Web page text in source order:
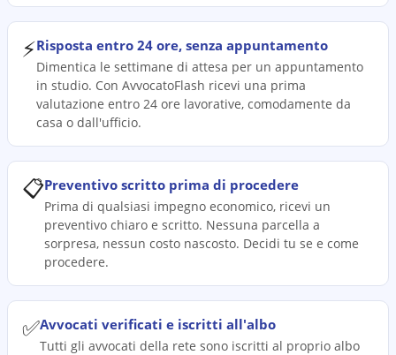
⚡Risposta entro 24 ore, senza appuntamento
Dimentica le settimane di attesa per un appuntamento
in studio. Con AvvocatoFlash ricevi una prima
valutazione entro 24 ore lavorative, comodamente da
casa o dall'ufficio.
📋Preventivo scritto prima di procedere
Prima di qualsiasi impegno economico, ricevi un
preventivo chiaro e scritto. Nessuna parcella a
sorpresa, nessun costo nascosto. Decidi tu se e come
procedere.
✅Avvocati verificati e iscritti all'albo
Tutti gli avvocati della rete sono iscritti al proprio albo